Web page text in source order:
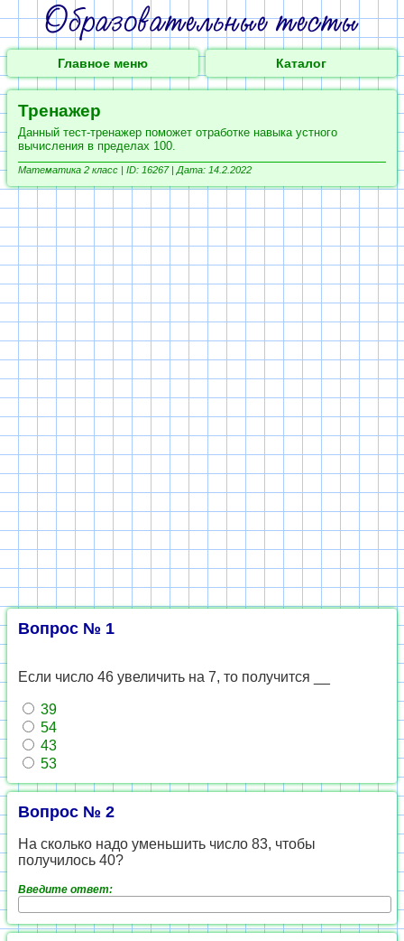
Главное меню Каталог
Тренажер
Данный тест-тренажер поможет отработке навыка устного
вычисления в пределах 100.
Математика 2 класс | ID: 16267 | Дата: 14.2.2022
Вопрос № 1
Если число 46 увеличить на 7, то получится __
39
54
43
53
Вопрос № 2
На сколько надо уменьшить число 83, чтобы
получилось 40?
Введите ответ: